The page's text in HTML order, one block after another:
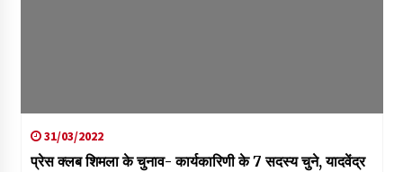
31/03/2022
प्रेस क्लब शिमला के चुनाव- कार्यकारिणी के 7 सदस्य चुने, यादवेंद्र